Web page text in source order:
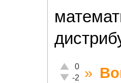
Отлично!
0
Неадекватно!
-2 »